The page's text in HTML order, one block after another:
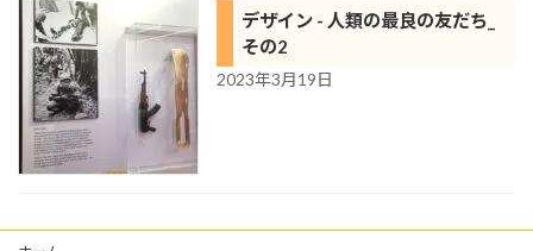
デザイン - 人類の最良の友だち_
その2
2023年3月19日